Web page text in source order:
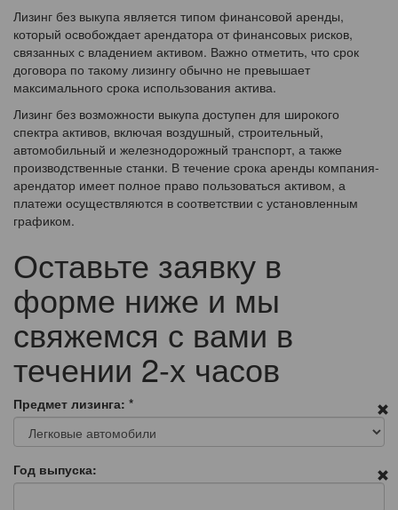
Лизинг без выкупа является типом финансовой аренды,
который освобождает арендатора от финансовых рисков,
связанных с владением активом. Важно отметить, что срок
договора по такому лизингу обычно не превышает
максимального срока использования актива.
Лизинг без возможности выкупа доступен для широкого
спектра активов, включая воздушный, строительный,
автомобильный и железнодорожный транспорт, а также
производственные станки. В течение срока аренды компания-
арендатор имеет полное право пользоваться активом, а
платежи осуществляются в соответствии с установленным
графиком.
Оставьте заявку в
форме ниже и мы
свяжемся с вами в
течении 2-х часов
Предмет лизинга: *
Год выпуска: